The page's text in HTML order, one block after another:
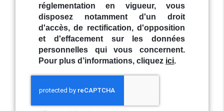
réglementation en vigueur, vous
disposez notamment d'un droit
d'accès, de rectification, d'opposition
et d'effacement sur les données
personnelles qui vous concernent.
Pour plus d’informations, cliquez ici.